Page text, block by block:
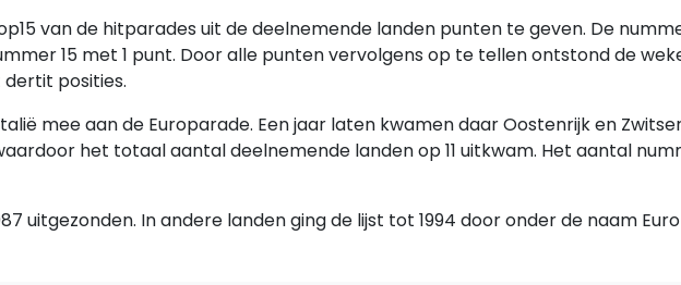
van de hitparades uit de deelnemende landen punten te geven. De
15 met 1 punt. Door alle punten vervolgens op te tellen ontstond de
dertit posities.
mee aan de Europarade. Een jaar laten kwamen daar Oostenrijk en
het totaal aantal deelnemende landen op 11 uitkwam. Het aantal
uitgezonden. In andere landen ging de lijst tot 1994 door onder de naam